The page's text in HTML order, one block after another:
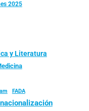
2025
y Literatura
FADA